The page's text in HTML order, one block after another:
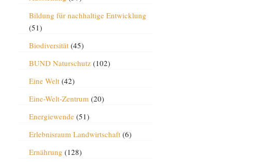
Bildung für nachhaltige Entwicklung
(51)
Biodiversität(45)
BUND Naturschutz(102)
Eine Welt(42)
Eine-Welt-Zentrum(20)
Energiewende(51)
Erlebnisraum Landwirtschaft(6)
Ernährung (128)